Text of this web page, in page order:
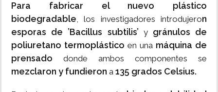
Para fabricar el nuevo plástico
biodegradable, los investigadores introdujeron
esporas de ’Bacillus subtilis’ y gránulos de
poliuretano termoplástico en una máquina de
prensado donde ambos componentes se
mezclaron y fundieron a 135 grados Celsius.